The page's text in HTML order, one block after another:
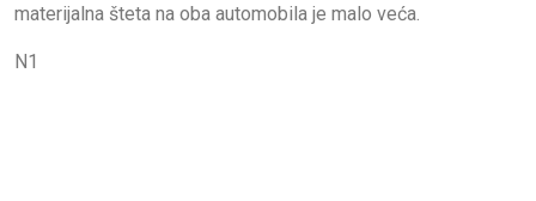
materijalna šteta na oba automobila je malo veća.
N1